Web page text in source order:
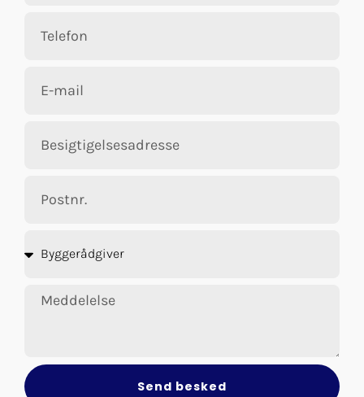
Send besked